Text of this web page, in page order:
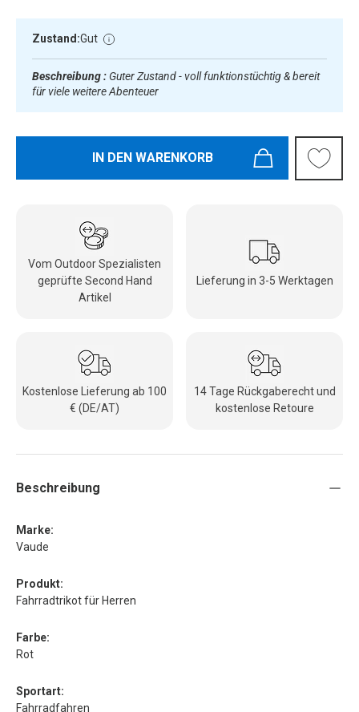
Zustand:Gut
Beschreibung : Guter Zustand - voll funktionstüchtig & bereit
für viele weitere Abenteuer
IN DEN WARENKORB
Vom Outdoor Spezialisten
geprüfte Second Hand
Artikel
Lieferung in 3-5 Werktagen
Kostenlose Lieferung ab 100
€ (DE/AT)
14 Tage Rückgaberecht und
kostenlose Retoure
Beschreibung
Marke:
Vaude
Produkt:
Fahrradtrikot für Herren
Farbe:
Rot
Sportart:
Fahrradfahren